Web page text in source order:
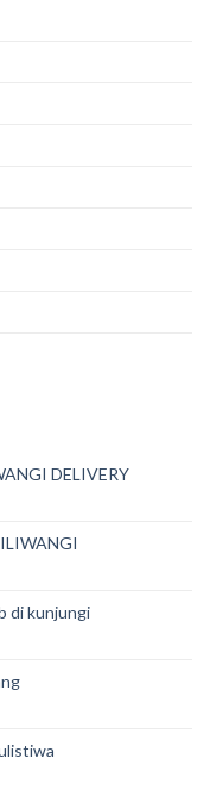
DELIVERY
di kunjungi